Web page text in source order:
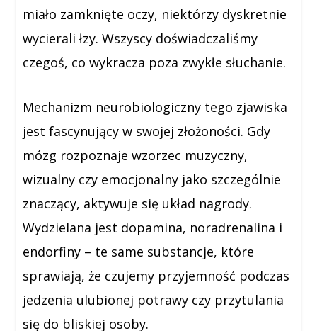
miało zamknięte oczy, niektórzy dyskretnie
wycierali łzy. Wszyscy doświadczaliśmy
czegoś, co wykracza poza zwykłe słuchanie.
Mechanizm neurobiologiczny tego zjawiska
jest fascynujący w swojej złożoności. Gdy
mózg rozpoznaje wzorzec muzyczny,
wizualny czy emocjonalny jako szczególnie
znaczący, aktywuje się układ nagrody.
Wydzielana jest dopamina, noradrenalina i
endorfiny – te same substancje, które
sprawiają, że czujemy przyjemność podczas
jedzenia ulubionej potrawy czy przytulania
się do bliskiej osoby.